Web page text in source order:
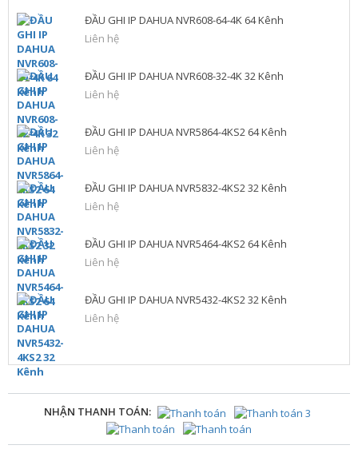
ĐẦU GHI IP DAHUA NVR608-64-4K 64 Kênh
Liên hệ
ĐẦU GHI IP DAHUA NVR608-32-4K 32 Kênh
Liên hệ
ĐẦU GHI IP DAHUA NVR5864-4KS2 64 Kênh
Liên hệ
ĐẦU GHI IP DAHUA NVR5832-4KS2 32 Kênh
Liên hệ
ĐẦU GHI IP DAHUA NVR5464-4KS2 64 Kênh
Liên hệ
ĐẦU GHI IP DAHUA NVR5432-4KS2 32 Kênh
Liên hệ
NHẬN THANH TOÁN: